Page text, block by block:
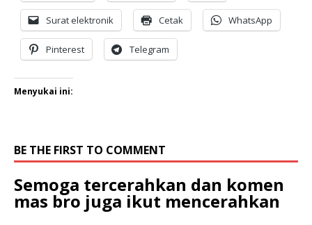
Surat elektronik Cetak WhatsApp
Pinterest Telegram
Menyukai ini:
BE THE FIRST TO COMMENT
Semoga tercerahkan dan komen
mas bro juga ikut mencerahkan